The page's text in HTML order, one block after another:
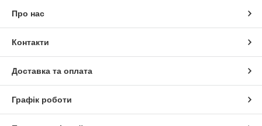
Про нас
Контакти
Доставка та оплата
Графік роботи